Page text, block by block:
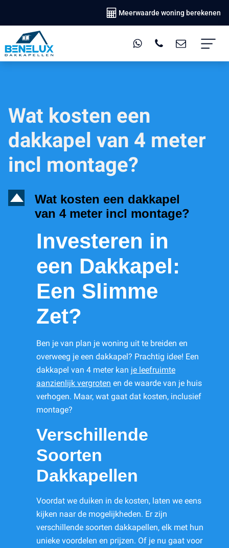
Meerwaarde woning berekenen
Wat kosten een
dakkapel van 4 meter
incl montage?
D
Wat kosten een dakkapel
van 4 meter incl montage?
Investeren in
een Dakkapel:
Een Slimme
Zet?
Ben je van plan je woning uit te breiden en
overweeg je een dakkapel? Prachtig idee! Een
dakkapel van 4 meter kan je leefruimte
aanzienlijk vergroten en de waarde van je huis
verhogen. Maar, wat gaat dat kosten, inclusief
montage?
Verschillende
Soorten
Dakkapellen
Voordat we duiken in de kosten, laten we eens
kijken naar de mogelijkheden. Er zijn
verschillende soorten dakkapellen, elk met hun
unieke voordelen en prijzen. Of je nu gaat voor